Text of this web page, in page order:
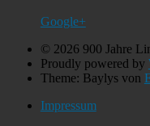
Google+
© 2026 900 Jahre
Proudly powered by
Theme: Baylys von
Impressum